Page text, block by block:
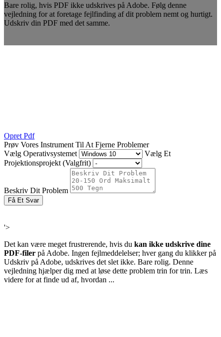
Bare rolig, hvis PDF ikke udskrives på Adobe. Følg denne
vejledning for at foretage fejlfinding af dit problem nemt og hurtigt.
Udskriv din PDF med det samme.
Opret Pdf
Prøv Vores Instrument Til At Fjerne Problemer
Vælg Operativsystemet
Vælg Et
Projektionsprojekt (Valgfrit)
Beskriv Dit Problem
Få Et Svar
'>
Det kan være meget frustrerende, hvis du kan ikke udskrive dine
PDF-filer på Adobe. Ingen fejlmeddelelser; hver gang du klikker på
Udskriv på Adobe, udskrives det slet ikke. Bare rolig. Denne
vejledning hjælper dig med at løse dette problem trin for trin. Læs
videre for at finde ud af, hvordan ...